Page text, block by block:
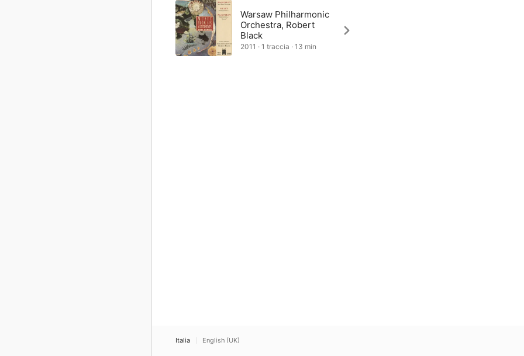
Warsaw Philharmonic
Orchestra, Robert
Black
2011 · 1 traccia · 13 min
Italia English (UK)